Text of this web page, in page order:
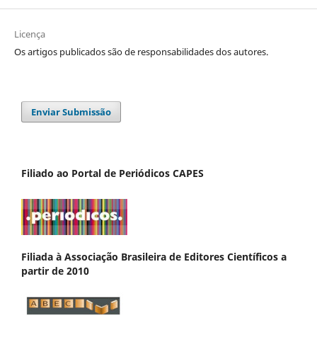
Licença
Os artigos publicados são de responsabilidades dos autores.
Enviar Submissão
Filiado ao Portal de Periódicos CAPES
Filiada à Associação Brasileira de Editores Científicos a
partir de 2010